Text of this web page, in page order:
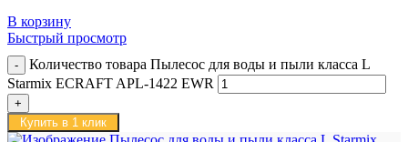
В корзину
Быстрый просмотр
Количество товара Пылесос для воды и пыли класса L
Starmix ECRAFT APL-1422 EWR
Купить в 1 клик